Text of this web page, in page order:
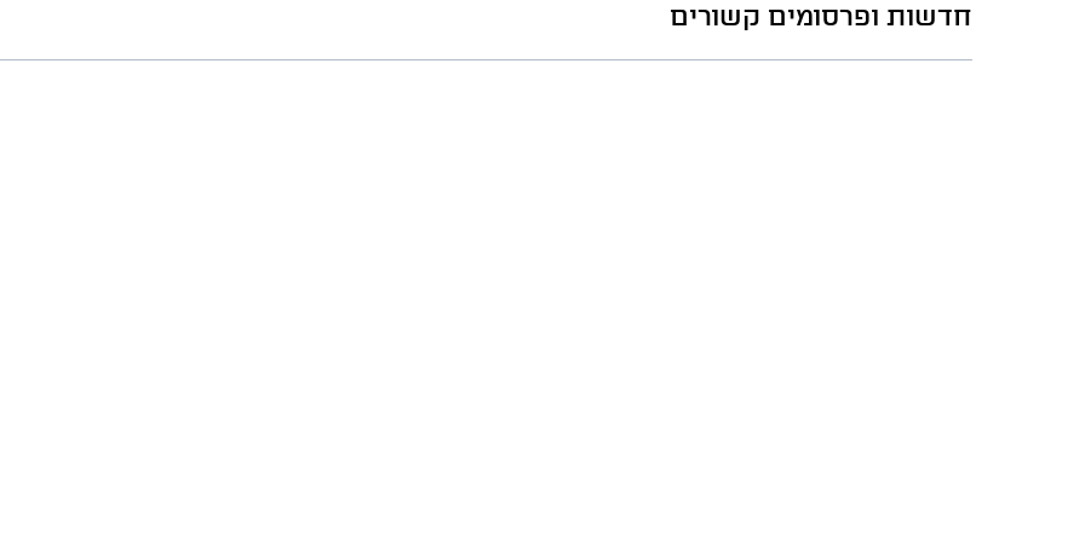
חדשות ופרסומים קשורים